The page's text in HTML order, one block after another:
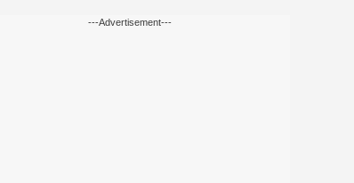
---Advertisement---